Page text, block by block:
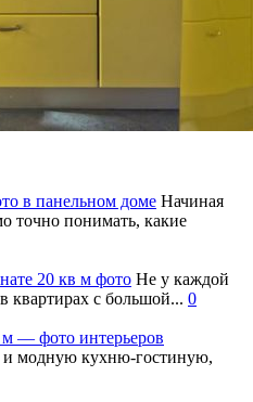
в панельном доме Начиная
точно понимать, какие
20 кв м фото Не у каждой
квартирах с большой... 0
— фото интерьеров
модную кухню-гостиную,